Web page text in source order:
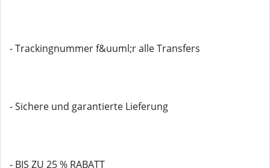
- Trackingnummer f&uuml;r alle Transfers
- Sichere und garantierte Lieferung
- BIS ZU 25 % RABATT